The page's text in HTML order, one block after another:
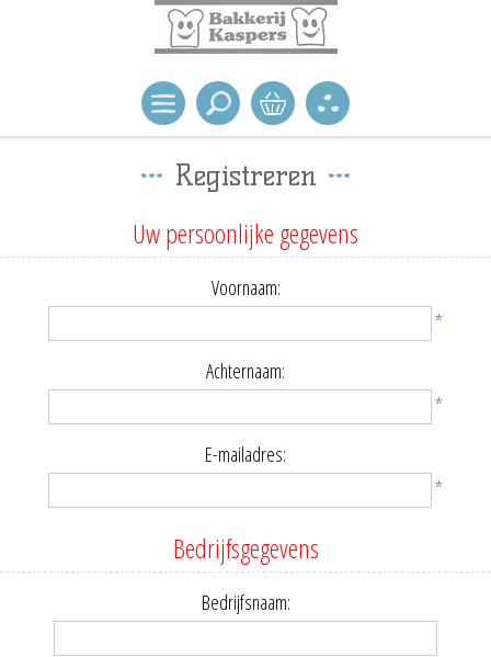
Registreren
Uw persoonlijke gegevens
Voornaam:
*
Achternaam:
*
E-mailadres:
*
Bedrijfsgegevens
Bedrijfsnaam: